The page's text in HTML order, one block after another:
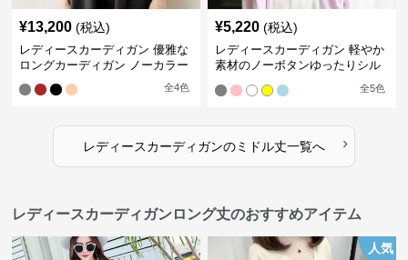
¥13,200 (税込)
レディースカーディガン 優雅な
ロングカーディガン ノーカラー
全4色
¥5,220 (税込)
レディースカーディガン 軽やか
素材のノーボタンゆったりシル
全5色
レディースカーディガンのミドル丈一覧へ ›
レディースカーディガンロング丈のおすすめアイテム
人気